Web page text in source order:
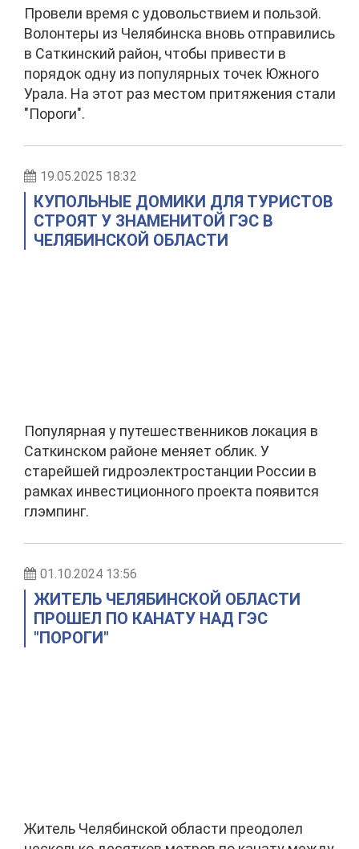
Провели время с удовольствием и пользой.
Волонтеры из Челябинска вновь отправились
в Саткинский район, чтобы привести в
порядок одну из популярных точек Южного
Урала. На этот раз местом притяжения стали
"Пороги".
19.05.2025 18:32
КУПОЛЬНЫЕ ДОМИКИ ДЛЯ ТУРИСТОВ
СТРОЯТ У ЗНАМЕНИТОЙ ГЭС В
ЧЕЛЯБИНСКОЙ ОБЛАСТИ
Популярная у путешественников локация в
Саткинском районе меняет облик. У
старейшей гидроэлектростанции России в
рамках инвестиционного проекта появится
глэмпинг.
01.10.2024 13:56
ЖИТЕЛЬ ЧЕЛЯБИНСКОЙ ОБЛАСТИ
ПРОШЕЛ ПО КАНАТУ НАД ГЭС
"ПОРОГИ"
Житель Челябинской области преодолел